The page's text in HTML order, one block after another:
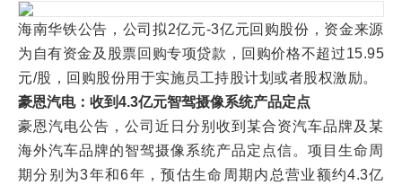
海南华铁公告，公司拟2亿元-3亿元回购股份，资金来源
为自有资金及股票回购专项贷款，回购价格不超过15.95
元/股，回购股份用于实施员工持股计划或者股权激励。
豪恩汽电：收到4.3亿元智驾摄像系统产品定点
豪恩汽电公告，公司近日分别收到某合资汽车品牌及某
海外汽车品牌的智驾摄像系统产品定点信。项目生命周
期分别为3年和6年，预估生命周期内总营业额约4.3亿